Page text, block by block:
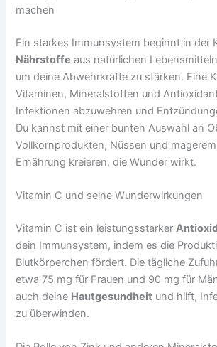
machen
Ein starkes Immunsystem beginnt in der
Nährstoffe aus natürlichen
um deine Abwehrkräfte zu stärken. Eine
Vitaminen, Mineralstoffen und
Infektionen abzuwehren und
Du kannst mit einer bunten Auswahl an
Vollkornprodukten, Nüssen und
Ernährung kreieren, die Wunder wirkt.
Vitamin C und seine Wunderwirkungen
Vitamin C ist ein leistungsstarker
dein Immunsystem, indem es die
Blutkörperchen fördert. Die tägliche
etwa 75 mg für Frauen und 90 mg für
auch deine Hautgesundheit und hilft,
zu überwinden.